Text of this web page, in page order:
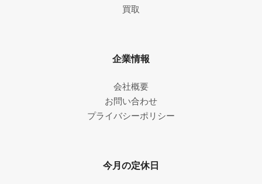
買取
企業情報
会社概要
お問い合わせ
プライバシーポリシー
今月の定休日